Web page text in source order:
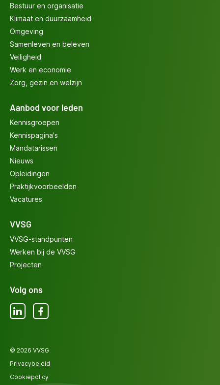
Bestuur en organisatie
Klimaat en duurzaamheid
Omgeving
Samenleven en beleven
Veiligheid
Werk en economie
Zorg, gezin en welzijn
Aanbod voor leden
Kennisgroepen
Kennispagina's
Mandatarissen
Nieuws
Opleidingen
Praktijkvoorbeelden
Vacatures
VVSG
VVSG-standpunten
Werken bij de VVSG
Projecten
Volg ons
LinkedInFacebook
© 2026 VVSG
Privacybeleid
Cookiepolicy